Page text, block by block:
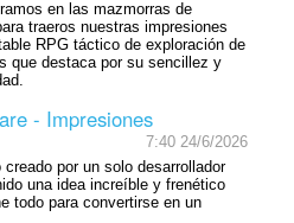
en las mazmorras de
traeros nuestras impresiones
RPG táctico de exploración de
que destaca por su sencillez y
- Impresiones
7:40 24/6/2026
creado por un solo desarrollador
una idea increíble y frenético
todo para convertirse en un